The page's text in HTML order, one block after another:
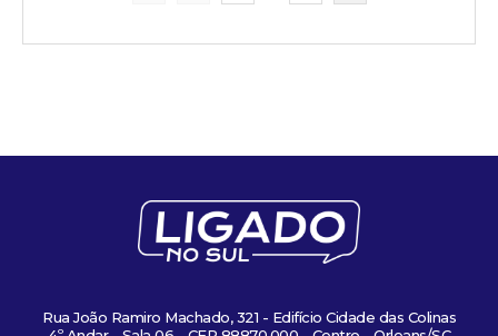
Rua João Ramiro Machado, 321 - Edifício Cidade das Colinas